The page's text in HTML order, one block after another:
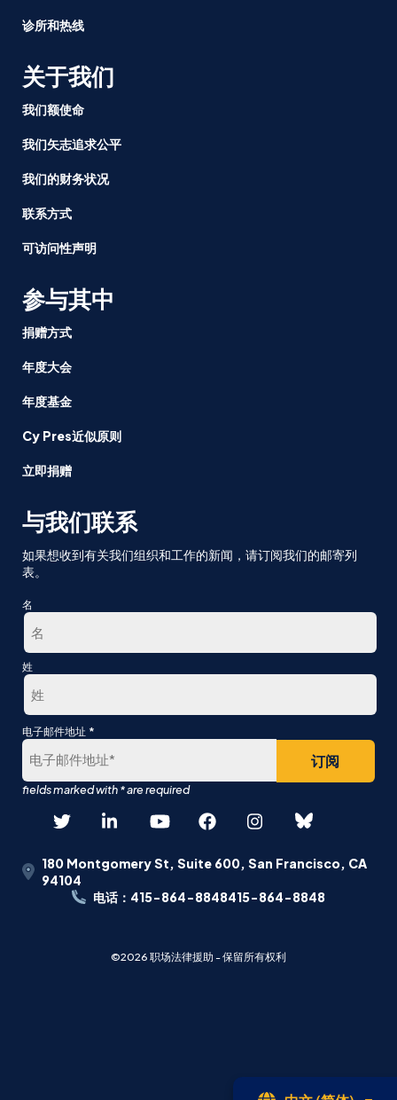
诊所和热线
关于我们
我们额使命
我们矢志追求公平
我们的财务状况
联系方式
可访问性声明
参与其中
捐赠方式
年度大会
年度基金
Cy Pres近似原则
立即捐赠
与我们联系
如果想收到有关我们组织和工作的新闻，请订阅我们的邮寄列
表。
名
第
一
姓
最
后
电子邮件地址 *
180 Montgomery St, Suite 600, San Francisco, CA
94104
电话：415-864-8848415-864-8848
©2026 职场法律援助 - 保留所有权利